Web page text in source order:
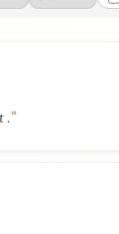
."